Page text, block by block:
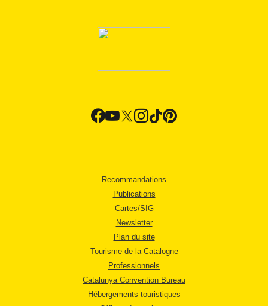
Recommandations
Publications
Cartes/SIG
Newsletter
Plan du site
Tourisme de la Catalogne
Professionnels
Catalunya Convention Bureau
Hébergements touristiques